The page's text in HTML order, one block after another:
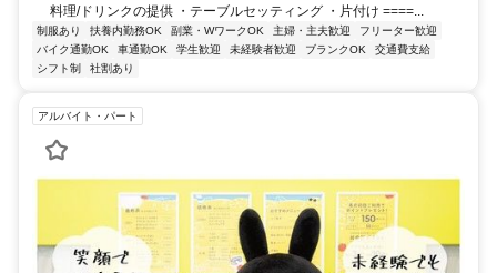
料理/ドリンクの提供 ・テーブルセッティング ・片付け ====...
制服あり 扶養内勤務OK 副業・WワークOK 主婦・主夫歓迎
フリーター歓迎
バイク通勤OK
車通勤OK 学生歓迎 未経験者歓迎 ブランクOK
交通費支給
シフト制
社割あり
アルバイト・パート